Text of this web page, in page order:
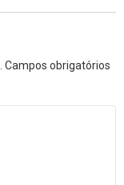
Campos obrigatórios